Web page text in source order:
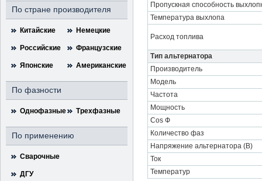
По стране производителя
Китайские Немецкие
Российские Французские
Японские Американские
По фазности
Однофазные Трехфазные
По применению
Сварочные
ДГУ
Пропускная способность
Температура выхлопа
Расход топлива
Тип альтернатора
Производитель
Модель
Частота
Мощность
Cos Ф
Количество фаз
Напряжение альтернатора (В)
Ток
Температур